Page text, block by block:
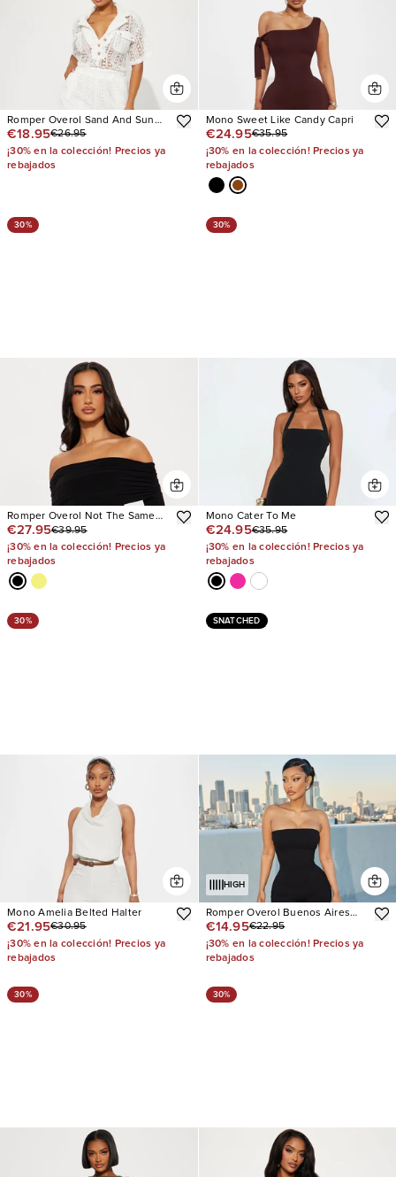
Romper Overol Sand And Sun
Crochet
€18.95€26.95
¡30% en la colección! Precios ya
rebajados
Mono Sweet Like Candy Capri
€24.95€35.95
¡30% en la colección! Precios ya
rebajados
30%
Romper Overol Not The Same
Ruffle
€27.95€39.95
¡30% en la colección! Precios ya
rebajados
30%
Mono Cater To Me
€24.95€35.95
¡30% en la colección! Precios ya
rebajados
30%
Mono Amelia Belted Halter
€21.95€30.95
¡30% en la colección! Precios ya
rebajados
SNATCHED
HIGH
Romper Overol Buenos Aires
Snatched
€14.95€22.95
¡30% en la colección! Precios ya
rebajados
30% 30%